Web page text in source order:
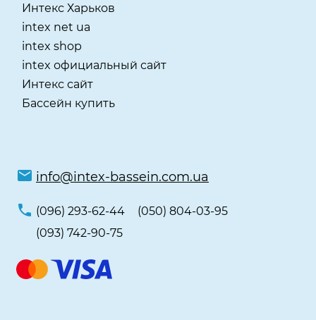
Интекс Харьков
intex net ua
intex shop
intex официальный сайт
Интекс сайт
Бассейн купить
info@intex-bassein.com.ua
(096) 293-62-44
(050) 804-03-95
(093) 742-90-75